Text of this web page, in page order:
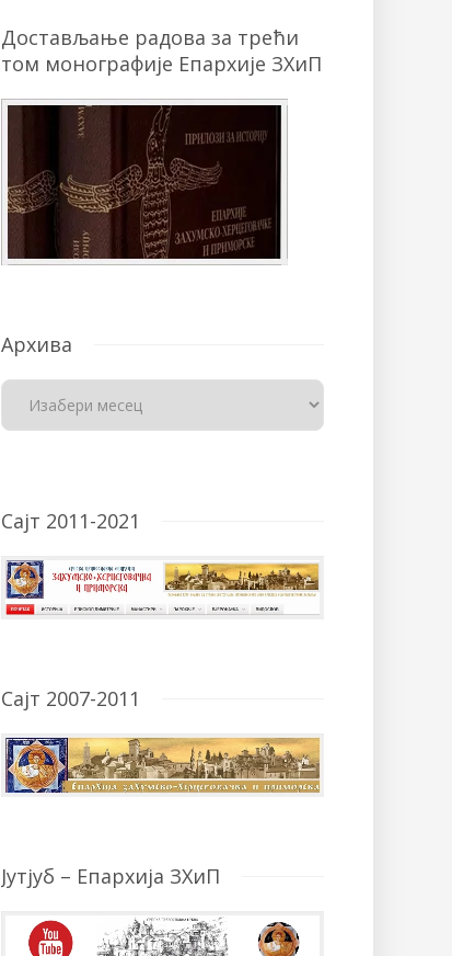
Достављање радова за трећи
том монографије Епархије ЗХиП
Архива
Сајт 2011-2021
Сајт 2007-2011
Јутјуб – Епархија ЗХиП